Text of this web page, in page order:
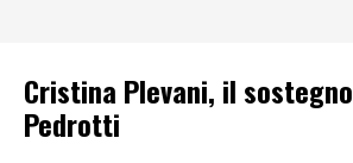
Cristina Plevani, il
Pedrotti